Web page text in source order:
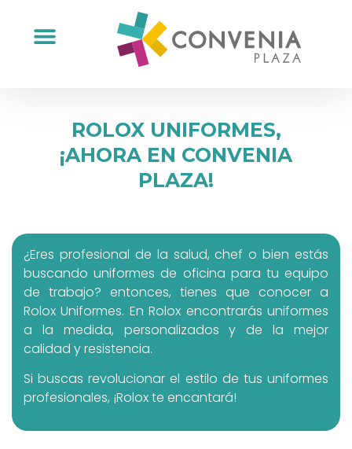
ROLOX UNIFORMES,
¡AHORA EN CONVENIA
PLAZA!
¿Eres profesional de la salud, chef o bien estás
buscando uniformes de oficina para tu equipo
de trabajo? entonces, tienes que conocer a
Rolox Uniformes. En Rolox encontrarás uniformes
a la medida, personalizados y de la mejor
calidad y resistencia.
Si buscas revolucionar el estilo de tus uniformes
profesionales, ¡Rolox te encantará!